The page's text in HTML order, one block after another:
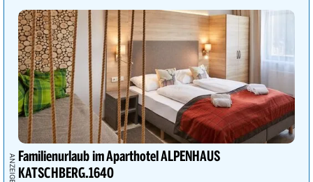
Familienurlaub im Aparthotel ALPENHAUS
KATSCHBERG.1640